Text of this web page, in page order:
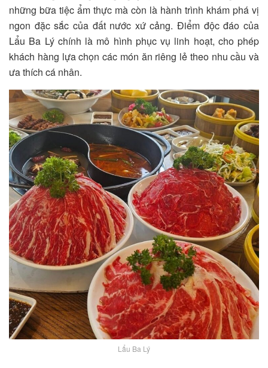
những bữa tiệc ẩm thực mà còn là hành trình khám phá vị
ngon đặc sắc của đất nước xứ cảng. Điểm độc đáo của
Lẩu Ba Lý chính là mô hình phục vụ linh hoạt, cho phép
khách hàng lựa chọn các món ăn riêng lẻ theo nhu cầu và
ưa thích cá nhân.
Lẩu Ba Lý